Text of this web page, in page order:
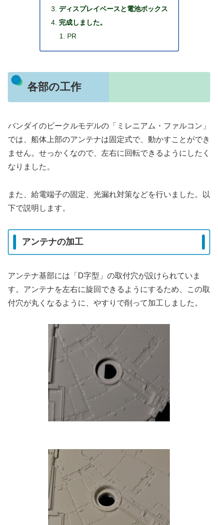
ディスプレイベースと電池ボックス
完成しました。
PR
各部の工作
バンダイのビークルモデルの「ミレニアム・ファルコン」
では、船体上部のアンテナは固定式で、動かすことができ
ません。せっかくなので、左右に回転できるようにしたく
なりました。
また、給電端子の固定、光漏れ対策などを行いました。以
下で説明します。
アンテナの加工
アンテナ基部には「D字型」の取付穴が設けられていま
す。アンテナを左右に旋回できるようにするため、この取
付穴が丸くなるように、やすりで削って加工しました。